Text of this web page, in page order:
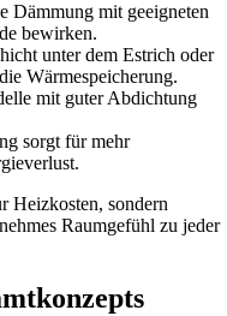
Dämmung mit geeigneten
bewirken.
unter dem Estrich oder
Wärmespeicherung.
mit guter Abdichtung
sorgt für mehr
Heizkosten, sondern
Raumgefühl zu jeder